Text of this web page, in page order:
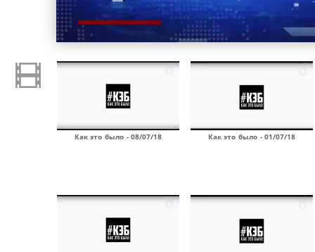
Как это было - 08/07/18 Как это было - 01/07/18